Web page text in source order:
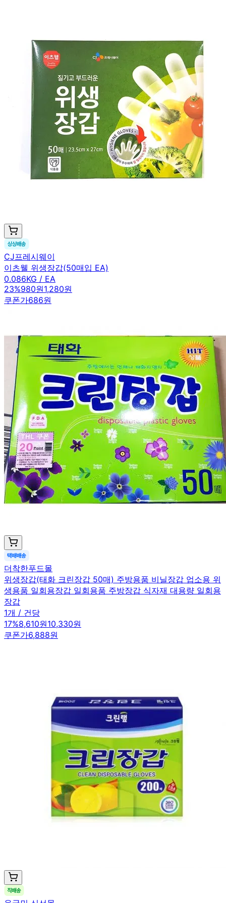
CJ프레시웨이
이츠웰 위생장갑(50매입 EA)
0.086KG / EA
23%980원1,280원
쿠폰가686원
더착한푸드몰
위생장갑(태화 크린장갑 50매) 주방용품 비닐장갑 업소용 위
생용품 일회용장갑 일회용품 주방장갑 식자재 대용량 일회용
장갑
1개 / 건당
17%8,610원10,330원
쿠폰가6,888원